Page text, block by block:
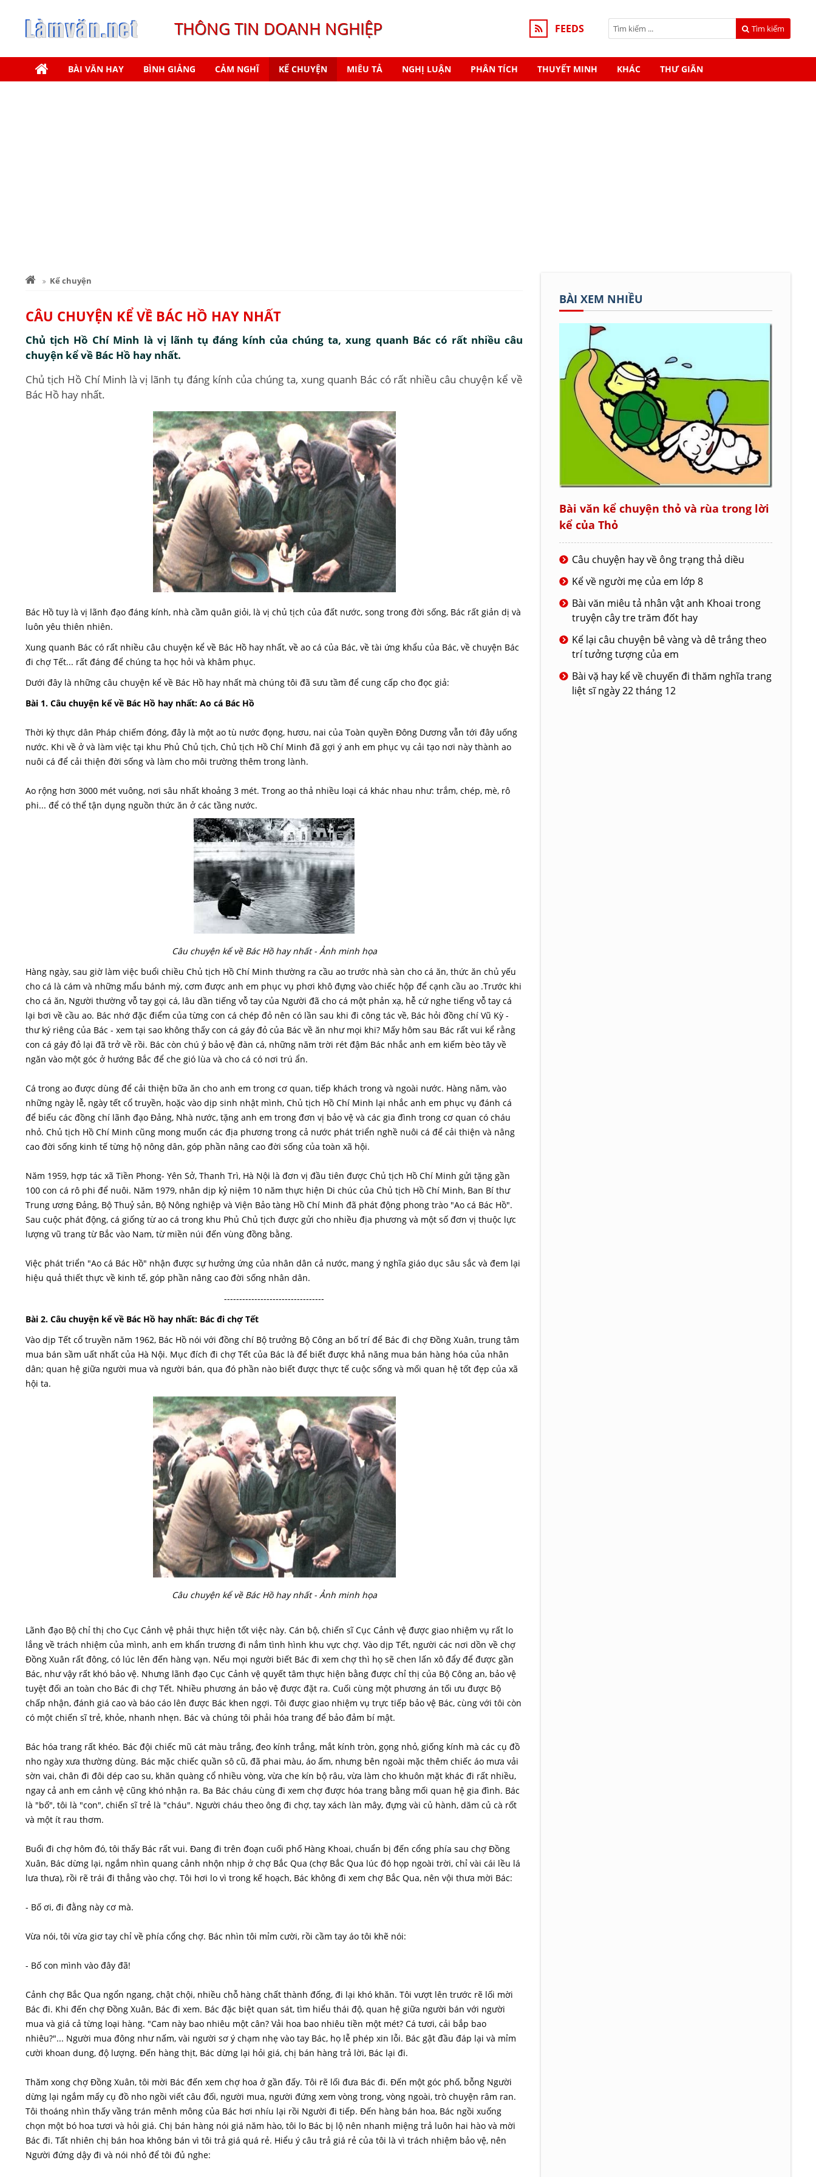
THÔNG TIN DOANH NGHIỆP FEEDS Tìm kiếm
BÀI VĂN HAY BÌNH GIẢNG CẢM NGHĨ KỂ CHUYỆN MIÊU TẢ NGHỊ LUẬN PHÂN TÍCH THUYẾT MINH KHÁC THƯ GIÃN
Kể chuyện
CÂU CHUYỆN KỂ VỀ BÁC HỒ HAY NHẤT
Chủ tịch Hồ Chí Minh là vị lãnh tụ đáng kính của chúng ta, xung quanh Bác có rất nhiều câu
chuyện kể về Bác Hồ hay nhất.
Chủ tịch Hồ Chí Minh là vị lãnh tụ đáng kính của chúng ta, xung quanh Bác có rất nhiều câu chuyện kể về
Bác Hồ hay nhất.
Bác Hồ tuy là vị lãnh đạo đáng kính, nhà cầm quân giỏi, là vị chủ tịch của đất nước, song trong đời sống, Bác rất giản dị và
luôn yêu thiên nhiên.
Xung quanh Bác có rất nhiều câu chuyện kể về Bác Hồ hay nhất, về ao cá của Bác, về tài ứng khẩu của Bác, về chuyện Bác
đi chợ Tết... rất đáng để chúng ta học hỏi và khâm phục.
Dưới đây là những câu chuyện kể về Bác Hồ hay nhất mà chúng tôi đã sưu tầm để cung cấp cho đọc giả:
Bài 1. Câu chuyện kể về Bác Hồ hay nhất: Ao cá Bác Hồ
Thời kỳ thực dân Pháp chiếm đóng, đây là một ao tù nước đọng, hươu, nai của Toàn quyền Đông Dương vẫn tới đây uống
nước. Khi về ở và làm việc tại khu Phủ Chủ tịch, Chủ tịch Hồ Chí Minh đã gợi ý anh em phục vụ cải tạo nơi này thành ao
nuôi cá để cải thiện đời sống và làm cho môi trường thêm trong lành.
Ao rộng hơn 3000 mét vuông, nơi sâu nhất khoảng 3 mét. Trong ao thả nhiều loại cá khác nhau như: trắm, chép, mè, rô
phi... để có thể tận dụng nguồn thức ăn ở các tầng nước.
Câu chuyện kể về Bác Hồ hay nhất - Ảnh minh họa
Hàng ngày, sau giờ làm việc buổi chiều Chủ tịch Hồ Chí Minh thường ra cầu ao trước nhà sàn cho cá ăn, thức ăn chủ yếu
cho cá là cám và những mẩu bánh mỳ, cơm được anh em phục vụ phơi khô đựng vào chiếc hộp để cạnh cầu ao .Trước khi
cho cá ăn, Người thường vỗ tay gọi cá, lâu dần tiếng vỗ tay của Người đã cho cá một phản xạ, hễ cứ nghe tiếng vỗ tay cá
lại bơi về cầu ao. Bác nhớ đặc điểm của từng con cá chép đỏ nên có lần sau khi đi công tác về, Bác hỏi đồng chí Vũ Kỳ -
thư ký riêng của Bác - xem tại sao không thấy con cá gáy đỏ của Bác về ăn như mọi khi? Mấy hôm sau Bác rất vui kể rằng
con cá gáy đỏ lại đã trở về rồi. Bác còn chú ý bảo vệ đàn cá, những năm trời rét đậm Bác nhắc anh em kiếm bèo tây về
ngăn vào một góc ở hướng Bắc để che gió lùa và cho cá có nơi trú ẩn.
Cá trong ao được dùng để cải thiện bữa ăn cho anh em trong cơ quan, tiếp khách trong và ngoài nước. Hàng năm, vào
những ngày lễ, ngày tết cổ truyền, hoặc vào dịp sinh nhật mình, Chủ tịch Hồ Chí Minh lại nhắc anh em phục vụ đánh cá
để biếu các đồng chí lãnh đạo Đảng, Nhà nước, tặng anh em trong đơn vị bảo vệ và các gia đình trong cơ quan có cháu
nhỏ. Chủ tịch Hồ Chí Minh cũng mong muốn các địa phương trong cả nước phát triển nghề nuôi cá để cải thiện và nâng
cao đời sống kinh tế từng hộ nông dân, góp phần nâng cao đời sống của toàn xã hội.
Năm 1959, hợp tác xã Tiền Phong- Yên Sở, Thanh Trì, Hà Nội là đơn vị đầu tiên được Chủ tịch Hồ Chí Minh gửi tặng gần
100 con cá rô phi để nuôi. Năm 1979, nhân dịp kỷ niệm 10 năm thực hiện Di chúc của Chủ tịch Hồ Chí Minh, Ban Bí thư
Trung ương Đảng, Bộ Thuỷ sản, Bộ Nông nghiệp và Viện Bảo tàng Hồ Chí Minh đã phát động phong trào "Ao cá Bác Hồ".
Sau cuộc phát động, cá giống từ ao cá trong khu Phủ Chủ tịch được gửi cho nhiều địa phương và một số đơn vị thuộc lực
lượng vũ trang từ Bắc vào Nam, từ miền núi đến vùng đồng bằng.
Việc phát triển "Ao cá Bác Hồ" nhận được sự hưởng ứng của nhân dân cả nước, mang ý nghĩa giáo dục sâu sắc và đem lại
hiệu quả thiết thực về kinh tế, góp phần nâng cao đời sống nhân dân.
---------------------------------
Bài 2. Câu chuyện kể về Bác Hồ hay nhất: Bác đi chợ Tết
Vào dịp Tết cổ truyền năm 1962, Bác Hồ nói với đồng chí Bộ trưởng Bộ Công an bố trí để Bác đi chợ Đồng Xuân, trung tâm
mua bán sầm uất nhất của Hà Nội. Mục đích đi chợ Tết của Bác là để biết được khả năng mua bán hàng hóa của nhân
dân; quan hệ giữa người mua và người bán, qua đó phần nào biết được thực tế cuộc sống và mối quan hệ tốt đẹp của xã
hội ta.
Câu chuyện kể về Bác Hồ hay nhất - Ảnh minh họa
Lãnh đạo Bộ chỉ thị cho Cục Cảnh vệ phải thực hiện tốt việc này. Cán bộ, chiến sĩ Cục Cảnh vệ được giao nhiệm vụ rất lo
lắng về trách nhiệm của mình, anh em khẩn trương đi nắm tình hình khu vực chợ. Vào dịp Tết, người các nơi dồn về chợ
Đồng Xuân rất đông, có lúc lên đến hàng vạn. Nếu mọi người biết Bác đi xem chợ thì họ sẽ chen lấn xô đẩy để được gần
Bác, như vậy rất khó bảo vệ. Nhưng lãnh đạo Cục Cảnh vệ quyết tâm thực hiện bằng được chỉ thị của Bộ Công an, bảo vệ
tuyệt đối an toàn cho Bác đi chợ Tết. Nhiều phương án bảo vệ được đặt ra. Cuối cùng một phương án tối ưu được Bộ
chấp nhận, đánh giá cao và báo cáo lên được Bác khen ngợi. Tôi được giao nhiệm vụ trực tiếp bảo vệ Bác, cùng với tôi còn
có một chiến sĩ trẻ, khỏe, nhanh nhẹn. Bác và chúng tôi phải hóa trang để bảo đảm bí mật.
Bác hóa trang rất khéo. Bác đội chiếc mũ cát màu trắng, đeo kính trắng, mắt kính tròn, gọng nhỏ, giống kính mà các cụ đồ
nho ngày xưa thường dùng. Bác mặc chiếc quần sô cũ, đã phai màu, áo ấm, nhưng bên ngoài mặc thêm chiếc áo mưa vải
sờn vai, chân đi đôi dép cao su, khăn quàng cổ nhiều vòng, vừa che kín bộ râu, vừa làm cho khuôn mặt khác đi rất nhiều,
ngay cả anh em cảnh vệ cũng khó nhận ra. Ba Bác cháu cùng đi xem chợ được hóa trang bằng mối quan hệ gia đình. Bác
là "bố", tôi là "con", chiến sĩ trẻ là "cháu". Người cháu theo ông đi chợ, tay xách làn mây, đựng vài củ hành, dăm củ cà rốt
và một ít rau thơm.
Buổi đi chợ hôm đó, tôi thấy Bác rất vui. Đang đi trên đoạn cuối phố Hàng Khoai, chuẩn bị đến cổng phía sau chợ Đồng
Xuân, Bác dừng lại, ngắm nhìn quang cảnh nhộn nhịp ở chợ Bắc Qua (chợ Bắc Qua lúc đó họp ngoài trời, chỉ vài cái lều lá
lưa thưa), rồi rẽ trái đi thẳng vào chợ. Tôi hơi lo vì trong kế hoạch, Bác không đi xem chợ Bắc Qua, nên vội thưa mời Bác:
- Bố ơi, đi đằng này cơ mà.
Vừa nói, tôi vừa giơ tay chỉ về phía cổng chợ. Bác nhìn tôi mỉm cười, rồi cầm tay áo tôi khẽ nói:
- Bố con mình vào đây đã!
Cảnh chợ Bắc Qua ngổn ngang, chật chội, nhiều chỗ hàng chất thành đống, đi lại khó khăn. Tôi vượt lên trước rẽ lối mời
Bác đi. Khi đến chợ Đồng Xuân, Bác đi xem. Bác đặc biệt quan sát, tìm hiểu thái độ, quan hệ giữa người bán với người
mua và giá cả từng loại hàng. "Cam này bao nhiêu một cân? Vải hoa bao nhiêu tiền một mét? Cá tươi, cải bắp bao
nhiêu?"... Người mua đông như nấm, vài người sơ ý chạm nhẹ vào tay Bác, họ lễ phép xin lỗi. Bác gật đầu đáp lại và mỉm
cười khoan dung, độ lượng. Đến hàng thịt, Bác dừng lại hỏi giá, chị bán hàng trả lời, Bác lại đi.
Thăm xong chợ Đồng Xuân, tôi mời Bác đến xem chợ hoa ở gần đấy. Tôi rẽ lối đưa Bác đi. Đến một góc phố, bỗng Người
dừng lại ngắm mấy cụ đồ nho ngồi viết câu đối, người mua, người đứng xem vòng trong, vòng ngoài, trò chuyện râm ran.
Tôi thoáng nhìn thấy vầng trán mênh mông của Bác hơi nhíu lại rồi Người đi tiếp. Đến hàng bán hoa, Bác ngồi xuống
chọn một bó hoa tươi và hỏi giá. Chị bán hàng nói giá năm hào, tôi lo Bác bị lộ nên nhanh miệng trả luôn hai hào và mời
Bác đi. Tất nhiên chị bán hoa không bán vì tôi trả giá quá rẻ. Hiểu ý câu trả giá rẻ của tôi là vì trách nhiệm bảo vệ, nên
Người đứng dậy đi và nói nhỏ để tôi đủ nghe:
BÀI XEM NHIỀU
Bài văn kể chuyện thỏ và rùa trong lời
kể của Thỏ
Câu chuyện hay về ông trạng thả diều
Kể về người mẹ của em lớp 8
Bài văn miêu tả nhân vật anh Khoai trong
truyện cây tre trăm đốt hay
Kể lại câu chuyện bê vàng và dê trắng theo
trí tưởng tượng của em
Bài vặ hay kể về chuyến đi thăm nghĩa trang
liệt sĩ ngày 22 tháng 12